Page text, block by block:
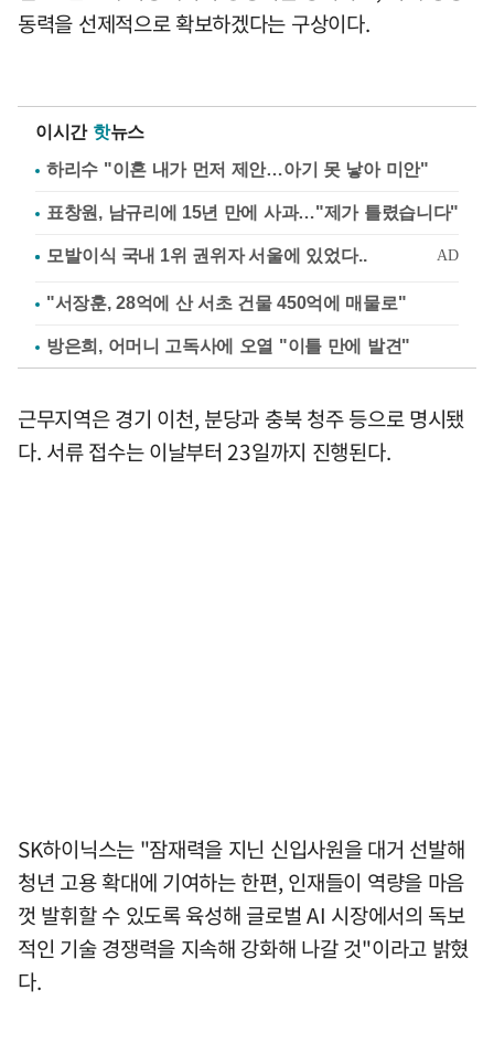
동력을 선제적으로 확보하겠다는 구상이다.
이시간 핫뉴스
하리수 "이혼 내가 먼저 제안…아기 못 낳아 미안"
표창원, 남규리에 15년 만에 사과…"제가 틀렸습니다"
"서장훈, 28억에 산 서초 건물 450억에 매물로"
방은희, 어머니 고독사에 오열 "이틀 만에 발견"
근무지역은 경기 이천, 분당과 충북 청주 등으로 명시됐
다. 서류 접수는 이날부터 23일까지 진행된다.
SK하이닉스는 "잠재력을 지닌 신입사원을 대거 선발해
청년 고용 확대에 기여하는 한편, 인재들이 역량을 마음
껏 발휘할 수 있도록 육성해 글로벌 AI 시장에서의 독보
적인 기술 경쟁력을 지속해 강화해 나갈 것"이라고 밝혔
다.